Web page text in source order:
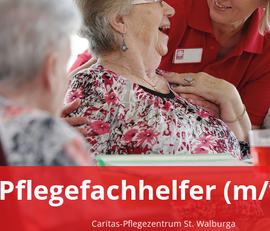
Pflegefachhelfer
Caritas-Pflegezentrum St. Walburga